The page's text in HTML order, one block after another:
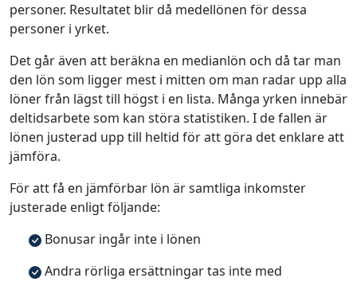
personer. Resultatet blir då medellönen för dessa
personer i yrket.
Det går även att beräkna en medianlön och då tar man
den lön som ligger mest i mitten om man radar upp alla
löner från lägst till högst i en lista. Många yrken innebär
deltidsarbete som kan störa statistiken. I de fallen är
lönen justerad upp till heltid för att göra det enklare att
jämföra.
För att få en jämförbar lön är samtliga inkomster
justerade enligt följande:
Bonusar ingår inte i lönen
Andra rörliga ersättningar tas inte med